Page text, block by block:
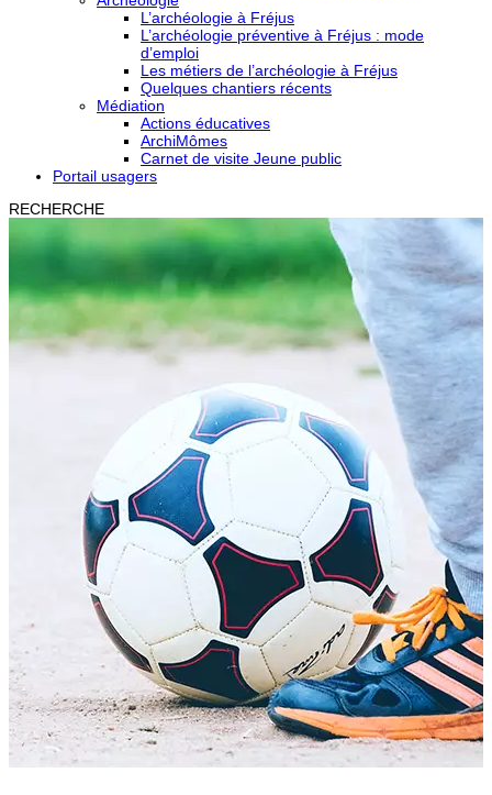
L’archéologie à Fréjus
L’archéologie préventive à Fréjus : mode
d’emploi
Les métiers de l’archéologie à Fréjus
Quelques chantiers récents
Médiation
Actions éducatives
ArchiMômes
Carnet de visite Jeune public
Portail usagers
RECHERCHE